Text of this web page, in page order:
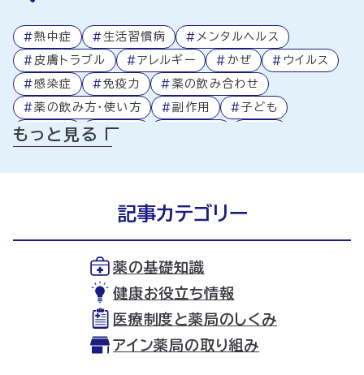
#熱中症 # 生活習慣病 # メンタルヘルス
# 皮膚トラブル #アレルギー # かぜ # ウイルス
#感染症 #免疫力 # 薬の飲み合わせ
#薬の飲み方・使い方 #副作用 #子ども
#高齢者 # 処方箋
もっと見る
記事カテゴリー
薬の基礎知識
健康お役立ち情報
医療制度と薬局のしくみ
アイン薬局の取り組み